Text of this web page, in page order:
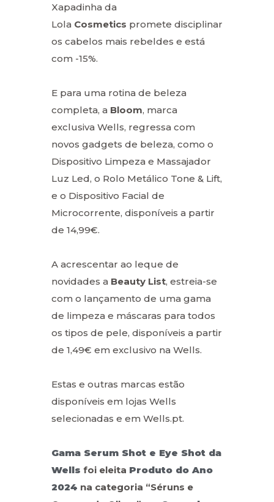
Xapadinha da
Lola Cosmetics promete disciplinar
os cabelos mais rebeldes e está
com -15%.
E para uma rotina de beleza
completa, a Bloom, marca
exclusiva Wells, regressa com
novos gadgets de beleza, como o
Dispositivo Limpeza e Massajador
Luz Led, o Rolo Metálico Tone & Lift,
e o Dispositivo Facial de
Microcorrente, disponíveis a partir
de 14,99€.
A acrescentar ao leque de
novidades a Beauty List, estreia-se
com o lançamento de uma gama
de limpeza e máscaras para todos
os tipos de pele, disponíveis a partir
de 1,49€ em exclusivo na Wells.
Estas e outras marcas estão
disponíveis em lojas Wells
selecionadas e em Wells.pt.
Gama Serum Shot e Eye Shot da
Wells foi eleita Produto do Ano
2024 na categoria “Séruns e